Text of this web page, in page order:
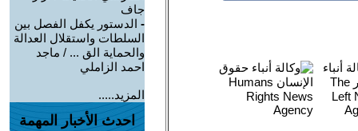
جاف
- الدستور يكفل الفصل بين
السلطات واستقلال العدالة
والحماية الق ... / ماجد
احمد الزاملي
المزيد.....
احدث الأخبار المهمة